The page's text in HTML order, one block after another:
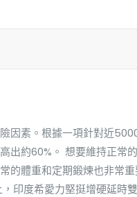
因素。根據一項針對近
出約60%。 想要維持正常
的體重和定期鍛煉也非常
印度希愛力堅挺增硬延時